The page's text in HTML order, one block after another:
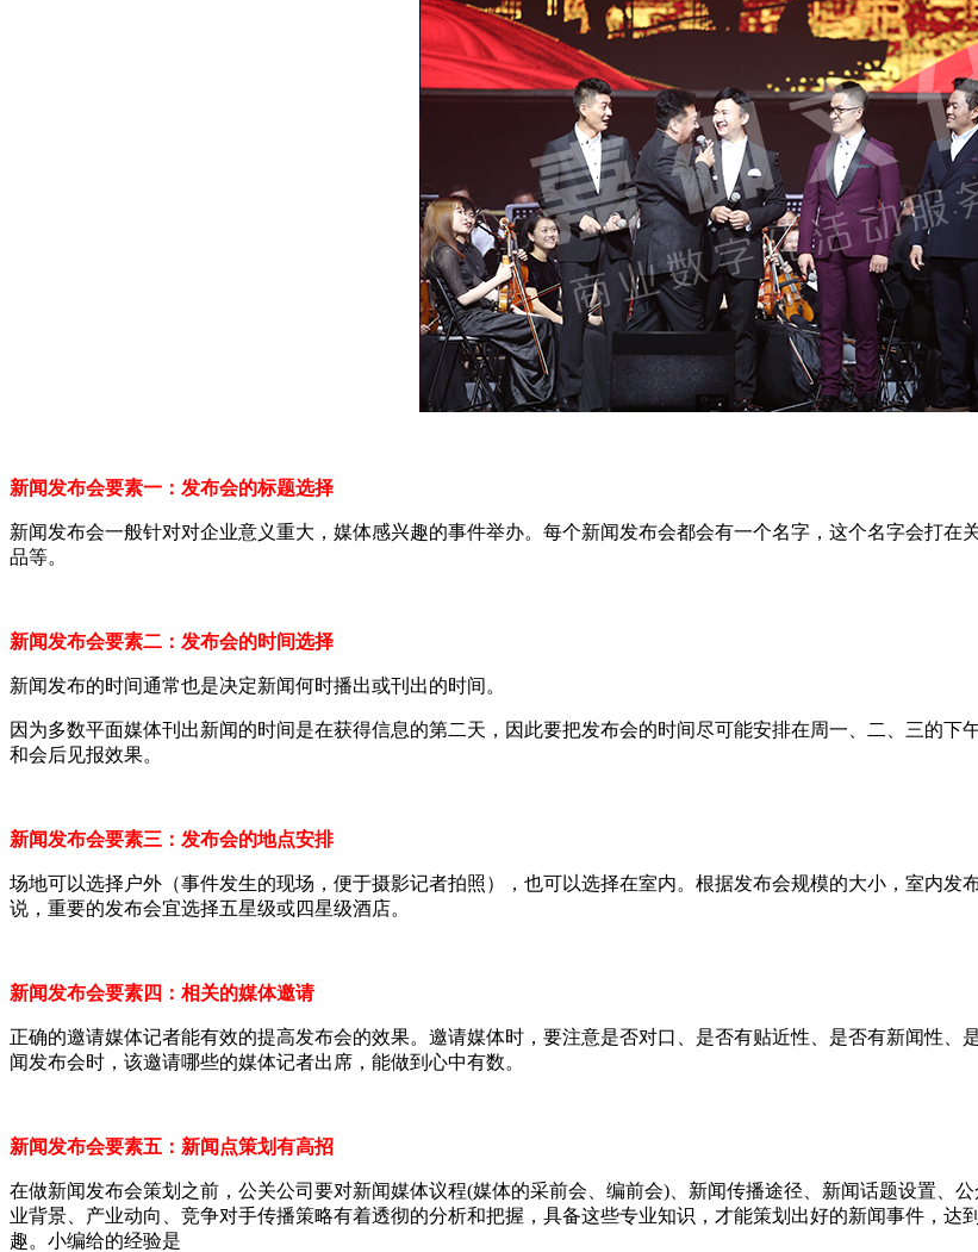
新闻发布会要素一：发布会的标题选择
新闻发布会一般针对对企业意义重大，媒体感兴趣的事件举办。每个新闻发布会都会有一个名字，这个名字会打
品等。
新闻发布会要素二：发布会的时间选择
新闻发布的时间通常也是决定新闻何时播出或刊出的时间。
因为多数平面媒体刊出新闻的时间是在获得信息的第二天，因此要把发布会的时间尽可能安排在周一、二、三的
和会后见报效果。
新闻发布会要素三：发布会的地点安排
场地可以选择户外（事件发生的现场，便于摄影记者拍照），也可以选择在室内。根据发布会规模的大小，室内
说，重要的发布会宜选择五星级或四星级酒店。
新闻发布会要素四：相关的媒体邀请
正确的邀请媒体记者能有效的提高发布会的效果。邀请媒体时，要注意是否对口、是否有贴近性、是否有新闻性
闻发布会时，该邀请哪些的媒体记者出席，能做到心中有数。
新闻发布会要素五：新闻点策划有高招
在做新闻发布会策划之前，公关公司要对新闻媒体议程(媒体的采前会、编前会)、新闻传播途径、新闻话题设置、
业背景、产业动向、竞争对手传播策略有着透彻的分析和把握，具备这些专业知识，才能策划出好的新闻事件，
趣。小编给的经验是